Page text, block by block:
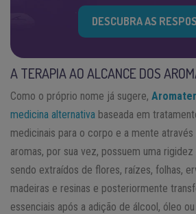
DESCUBRA AS
A TERAPIA AO ALCANCE DOS
Como o próprio nome já sugere,
medicina alternativa baseada em
medicinais para o corpo e a mente
aromas, por sua vez, possuem uma
sendo extraídos de flores, raízes, folhas,
madeiras e resinas e posteriormente
essenciais após a adição de álcool, óleo